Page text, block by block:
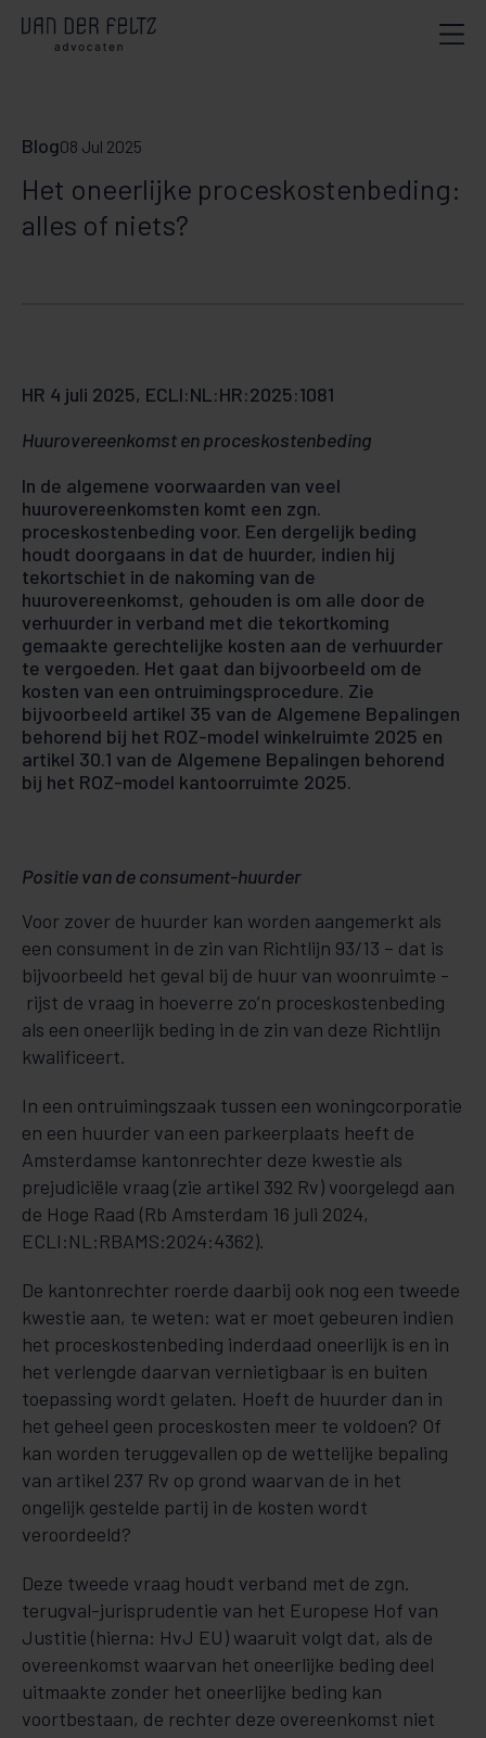
Blog08 Jul 2025
Het oneerlijke proceskostenbeding:
alles of niets?
HR 4 juli 2025, ECLI:NL:HR:2025:1081
Huurovereenkomst en proceskostenbeding
In de algemene voorwaarden van veel
huurovereenkomsten komt een zgn.
proceskostenbeding voor. Een dergelijk beding
houdt doorgaans in dat de huurder, indien hij
tekortschiet in de nakoming van de
huurovereenkomst, gehouden is om alle door de
verhuurder in verband met die tekortkoming
gemaakte gerechtelijke kosten aan de verhuurder
te vergoeden. Het gaat dan bijvoorbeeld om de
kosten van een ontruimingsprocedure. Zie
bijvoorbeeld artikel 35 van de Algemene Bepalingen
behorend bij het ROZ-model winkelruimte 2025 en
artikel 30.1 van de Algemene Bepalingen behorend
bij het ROZ-model kantoorruimte 2025.
Positie van de consument-huurder
Voor zover de huurder kan worden aangemerkt als
een consument in de zin van Richtlijn 93/13 – dat is
bijvoorbeeld het geval bij de huur van woonruimte -
rijst de vraag in hoeverre zo’n proceskostenbeding
als een oneerlijk beding in de zin van deze Richtlijn
kwalificeert.
In een ontruimingszaak tussen een woningcorporatie
en een huurder van een parkeerplaats heeft de
Amsterdamse kantonrechter deze kwestie als
prejudiciële vraag (zie artikel 392 Rv) voorgelegd aan
de Hoge Raad (Rb Amsterdam 16 juli 2024,
ECLI:NL:RBAMS:2024:4362).
De kantonrechter roerde daarbij ook nog een tweede
kwestie aan, te weten: wat er moet gebeuren indien
het proceskostenbeding inderdaad oneerlijk is en in
het verlengde daarvan vernietigbaar is en buiten
toepassing wordt gelaten. Hoeft de huurder dan in
het geheel geen proceskosten meer te voldoen? Of
kan worden teruggevallen op de wettelijke bepaling
van artikel 237 Rv op grond waarvan de in het
ongelijk gestelde partij in de kosten wordt
veroordeeld?
Deze tweede vraag houdt verband met de zgn.
terugval-jurisprudentie van het Europese Hof van
Justitie (hierna: HvJ EU) waaruit volgt dat, als de
overeenkomst waarvan het oneerlijke beding deel
uitmaakte zonder het oneerlijke beding kan
voortbestaan, de rechter deze overeenkomst niet